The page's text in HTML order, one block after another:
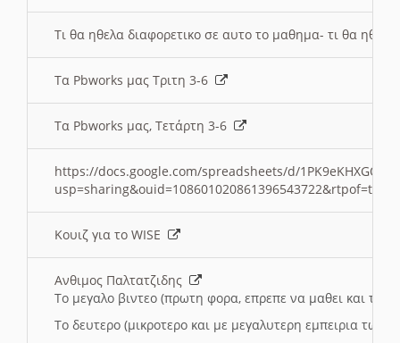
Τι θα ηθελα διαφορετικο σε αυτο το μαθημα- τι θα
Τα Pbworks μας Τριτη 3-6
Τα Pbworks μας, Τετάρτη 3-6
https://docs.google.com/spreadsheets/d/
Κουιζ για το WISE
Ανθιμος Παλτατζιδης
Το μεγαλο βιντεο (πρωτη φορα, επρεπε να μαθει και το
Το δευτερο (μικροτερο και με μεγαλυτερη εμπειρια